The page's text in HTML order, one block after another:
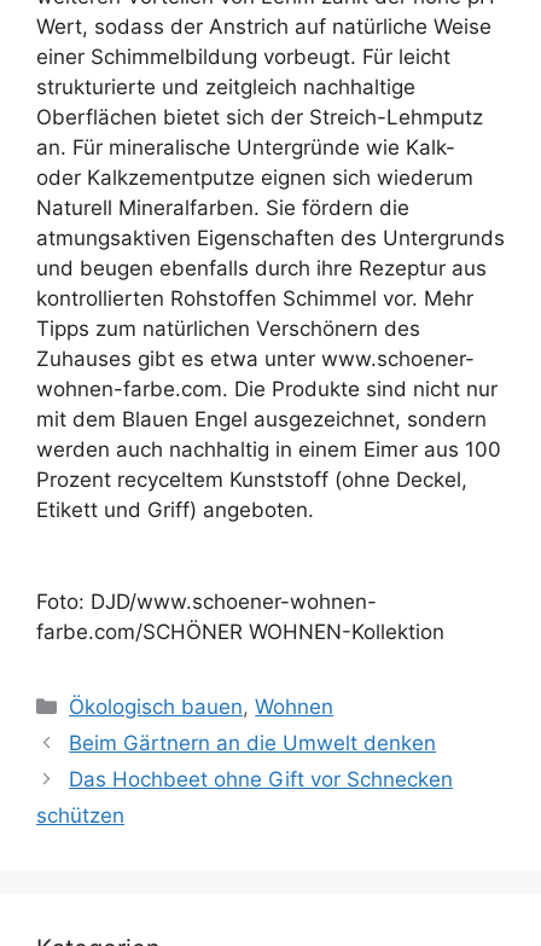
Wert, sodass der Anstrich auf natürliche Weise
einer Schimmelbildung vorbeugt. Für leicht
strukturierte und zeitgleich nachhaltige
Oberflächen bietet sich der Streich-Lehmputz
an. Für mineralische Untergründe wie Kalk-
oder Kalkzementputze eignen sich wiederum
Naturell Mineralfarben. Sie fördern die
atmungsaktiven Eigenschaften des Untergrunds
und beugen ebenfalls durch ihre Rezeptur aus
kontrollierten Rohstoffen Schimmel vor. Mehr
Tipps zum natürlichen Verschönern des
Zuhauses gibt es etwa unter www.schoener-
wohnen-farbe.com. Die Produkte sind nicht nur
mit dem Blauen Engel ausgezeichnet, sondern
werden auch nachhaltig in einem Eimer aus 100
Prozent recyceltem Kunststoff (ohne Deckel,
Etikett und Griff) angeboten.
Foto: DJD/www.schoener-wohnen-
farbe.com/SCHÖNER WOHNEN-Kollektion
Kategorien
Ökologisch bauen,Wohnen
Beim Gärtnern an die Umwelt denken
Das Hochbeet ohne Gift vor Schnecken
schützen